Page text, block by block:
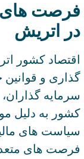
فرصت های
در اتریش
اقتصاد کشور
گذاری و
سرمایه
کشور به دلیل
سیاست ‌های
فرصت‌ های